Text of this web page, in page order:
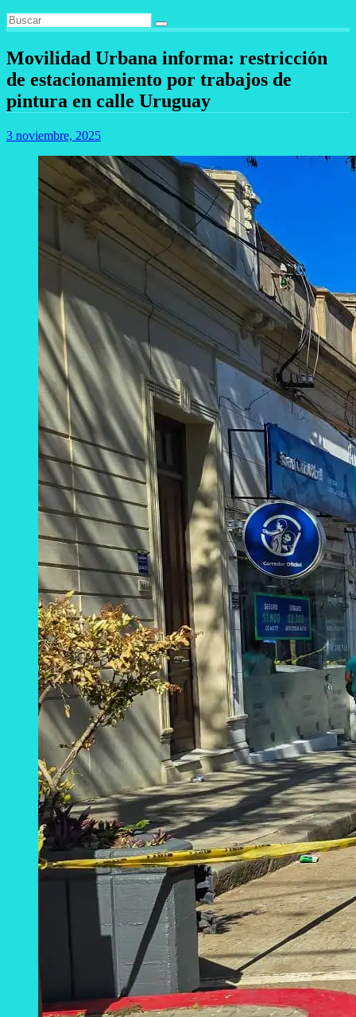
Movilidad Urbana informa: restricción
de estacionamiento por trabajos de
pintura en calle Uruguay
3 noviembre, 2025